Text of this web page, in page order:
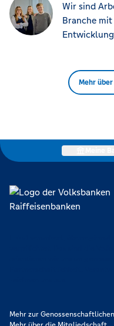
Wir sind
Branche
Mehr
Mehr zur